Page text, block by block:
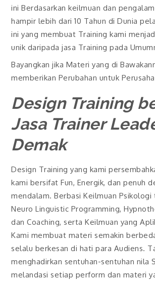
ini Berdasarkan keilmuan dan
hampir lebih dari 10 Tahun di Dunia
ini yang membuat Training kami
unik daripada jasa Training pada
Bayangkan jika Materi yang di
memberikan Perubahan untuk
Design Training
Jasa Trainer
Demak
Design Training yang kami
kami bersifat Fun, Energik, dan penuh
mendalam. Berbasi Keilmuan
Neuro Linguistic Programming,
dan Coaching, serta Keilmuan yang
Kami membuat materi semakin
selalu berkesan di hati para Audiens.
menghadirkan sentuhan-sentuhan nila
melandasi setiap perform dan materi